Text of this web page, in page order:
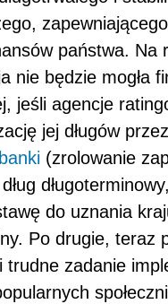
państwa. Na
nie będzie mogła
jeśli agencje
jej długów
banki (zrolowanie
do uznania
Po drugie, teraz
trudne zadanie